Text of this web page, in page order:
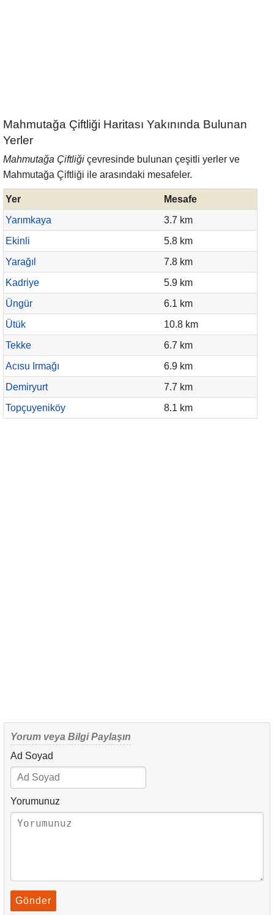
Mahmutağa Çiftliği Haritası Yakınında Bulunan
Yerler
Mahmutağa Çiftliği çevresinde bulunan çeşitli yerler ve
Mahmutağa Çiftliği ile arasındaki mesafeler.
Yer
Mesafe
Yarımkaya
3.7 km
Ekinli
5.8 km
Yarağıl
7.8 km
Kadriye
5.9 km
Üngür
6.1 km
Ütük
10.8 km
Tekke
6.7 km
Acısu Irmağı
6.9 km
Demiryurt
7.7 km
Topçuyeniköy
8.1 km
Yorum veya Bilgi Paylaşın
Ad Soyad
Yorumunuz
Gönder